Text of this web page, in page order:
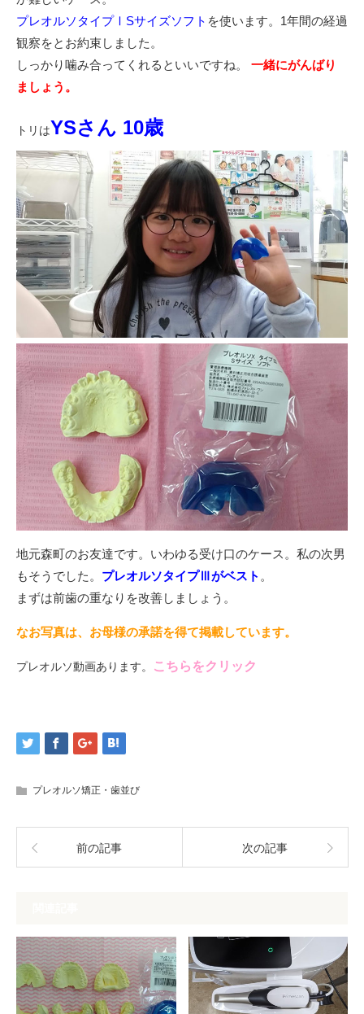
プレオルソタイプⅠSサイズソフト を使います。1年間の経過
観察をとお約束しました。
しっかり噛み合ってくれるといいですね。 一緒にがんばり
ましょう。
トリはYSさん 10歳
地元森町のお友達です。いわゆる受け口のケース。私の次男
もそうでした。 プレオルソタイプⅢがベスト 。
まずは前歯の重なりを改善しましょう。
なお写真は、お母様の承諾を得て掲載しています。
プレオルソ動画あります。 こちらをクリック
プレオルソ矯正・歯並び
前の記事 次の記事